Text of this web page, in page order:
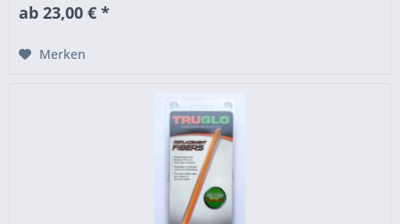
ab 23,00 € *
Merken